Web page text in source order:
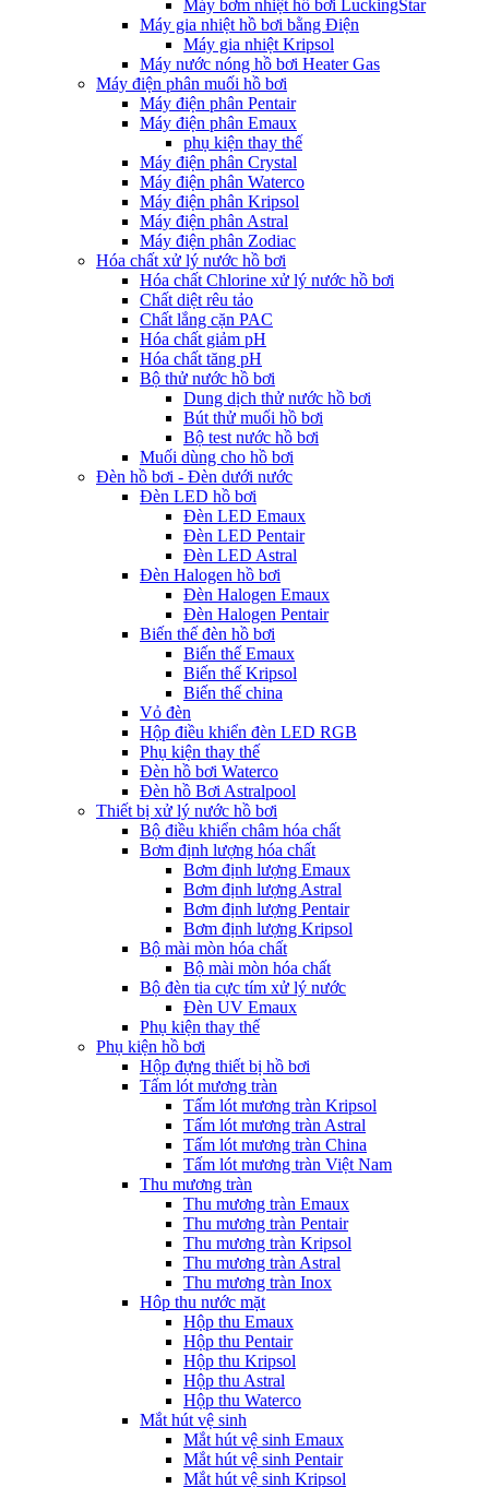
Máy bơm nhiệt hồ bơi LuckingStar
Máy gia nhiệt hồ bơi bằng Điện
Máy gia nhiệt Kripsol
Máy nước nóng hồ bơi Heater Gas
Máy điện phân muối hồ bơi
Máy điện phân Pentair
Máy điện phân Emaux
phụ kiện thay thế
Máy điện phân Crystal
Máy điện phân Waterco
Máy điện phân Kripsol
Máy điện phân Astral
Máy điện phân Zodiac
Hóa chất xử lý nước hồ bơi
Hóa chất Chlorine xử lý nước hồ bơi
Chất diệt rêu tảo
Chất lắng cặn PAC
Hóa chất giảm pH
Hóa chất tăng pH
Bộ thử nước hồ bơi
Dung dịch thử nước hồ bơi
Bút thử muối hồ bơi
Bộ test nước hồ bơi
Muối dùng cho hồ bơi
Đèn hồ bơi - Đèn dưới nước
Đèn LED hồ bơi
Đèn LED Emaux
Đèn LED Pentair
Đèn LED Astral
Đèn Halogen hồ bơi
Đèn Halogen Emaux
Đèn Halogen Pentair
Biến thế đèn hồ bơi
Biến thế Emaux
Biến thế Kripsol
Biến thế china
Vỏ đèn
Hộp điều khiển đèn LED RGB
Phụ kiện thay thế
Đèn hồ bơi Waterco
Đèn hồ Bơi Astralpool
Thiết bị xử lý nước hồ bơi
Bộ điều khiển châm hóa chất
Bơm định lượng hóa chất
Bơm định lượng Emaux
Bơm định lượng Astral
Bơm định lượng Pentair
Bơm định lượng Kripsol
Bộ mài mòn hóa chất
Bộ mài mòn hóa chất
Bộ đèn tia cực tím xử lý nước
Đèn UV Emaux
Phụ kiện thay thế
Phụ kiện hồ bơi
Hộp đựng thiết bị hồ bơi
Tấm lót mương tràn
Tấm lót mương tràn Kripsol
Tấm lót mương tràn Astral
Tấm lót mương tràn China
Tấm lót mương tràn Việt Nam
Thu mương tràn
Thu mương tràn Emaux
Thu mương tràn Pentair
Thu mương tràn Kripsol
Thu mương tràn Astral
Thu mương tràn Inox
Hôp thu nước mặt
Hộp thu Emaux
Hộp thu Pentair
Hộp thu Kripsol
Hộp thu Astral
Hộp thu Waterco
Mắt hút vệ sinh
Mắt hút vệ sinh Emaux
Mắt hút vệ sinh Pentair
Mắt hút vệ sinh Kripsol